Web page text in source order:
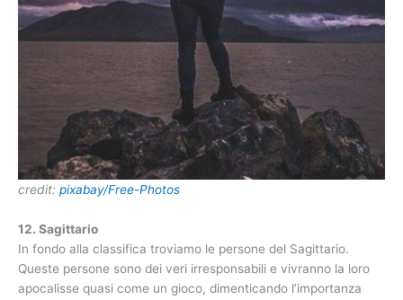
credit: pixabay/Free-Photos
12. Sagittario
In fondo alla classifica troviamo le persone del Sagittario.
Queste persone sono dei veri irresponsabili e vivranno la loro
apocalisse quasi come un gioco, dimenticando l’importanza